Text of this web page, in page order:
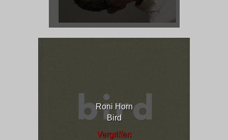
Roni Horn
Bird
Vergriffen